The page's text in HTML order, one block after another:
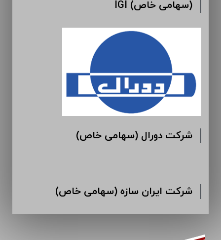
IGI (سهامی خاص)
شرکت دورال (سهامی خاص)
شرکت ایران سازه (سهامی خاص)